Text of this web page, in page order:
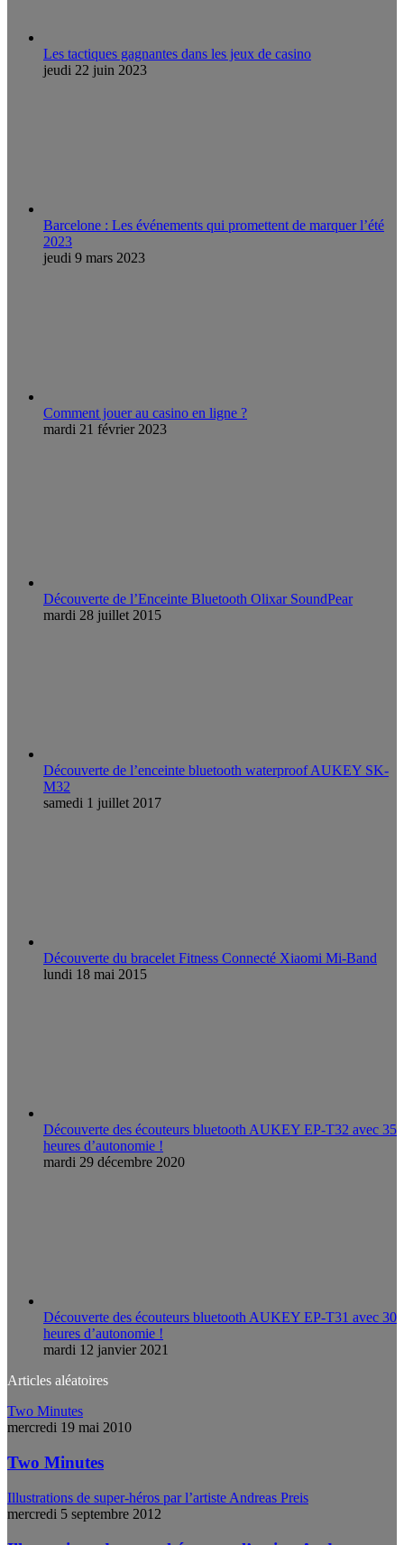
Les tactiques gagnantes dans les jeux de casino
jeudi 22 juin 2023
Barcelone : Les événements qui promettent de marquer l’été
2023
jeudi 9 mars 2023
Comment jouer au casino en ligne ?
mardi 21 février 2023
Découverte de l’Enceinte Bluetooth Olixar SoundPear
mardi 28 juillet 2015
Découverte de l’enceinte bluetooth waterproof AUKEY SK-
M32
samedi 1 juillet 2017
Découverte du bracelet Fitness Connecté Xiaomi Mi-Band
lundi 18 mai 2015
Découverte des écouteurs bluetooth AUKEY EP-T32 avec 35
heures d’autonomie !
mardi 29 décembre 2020
Découverte des écouteurs bluetooth AUKEY EP-T31 avec 30
heures d’autonomie !
mardi 12 janvier 2021
Articles aléatoires
Two Minutes
mercredi 19 mai 2010
Two Minutes
Illustrations de super-héros par l’artiste Andreas Preis
mercredi 5 septembre 2012